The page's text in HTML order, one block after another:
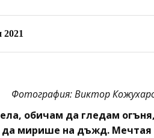
2021
Фотография: Виктор
обичам да гледам
мирише на дъжд. Мечтая